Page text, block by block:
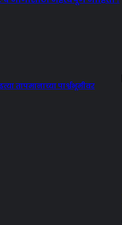
तापमानाच्या पार्श्वभूमीवर